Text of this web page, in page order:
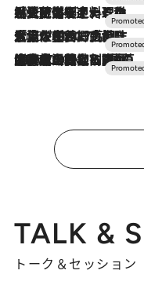
2026.7.24
【夏限定ディナーコース】旬を迎える稚鮎や花ズッキーニなどをイタリア・トスカーナの郷土料理の手法で満喫！
2026.7.17
「土佐和ハーブかき氷」がOMO7高知に登場！生姜、山椒、大葉など目にも舌にも涼を呼ぶ郷土の味
2026.7.10
NEW OPEN！【界 草津】名湯の地に誕生。趣の異なる2種の温泉と上州ならではの会席・蕎麦割烹など美食を味わう究極の癒やし旅
TALK &
トーク＆セッション